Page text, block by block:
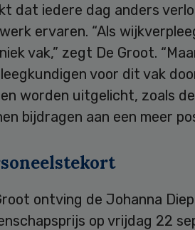
dat iedere dag anders
ervaren. “Als
vak,” zegt De Groot.
voor dit vak
worden uitgelicht, zoals
bijdragen aan een meer
ontving de Johanna
op vrijdag 22